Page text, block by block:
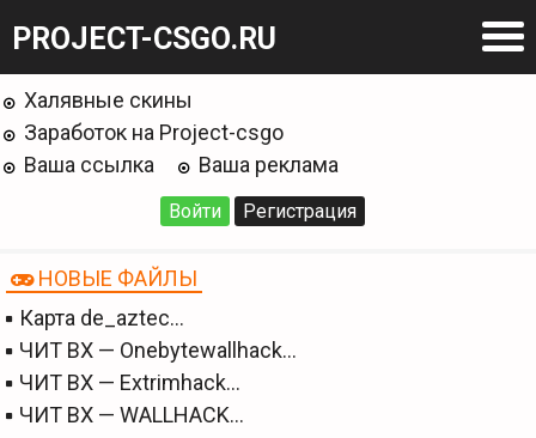
PROJECT-CSGO.RU
Халявные скины
Заработок на Project-csgo
Ваша ссылка
Ваша реклама
Войти Регистрация
НОВЫЕ ФАЙЛЫ
Карта de_aztec…
ЧИТ BX — Onebytewallhack…
ЧИТ BX — Extrimhack…
ЧИТ BX — WALLHACK…